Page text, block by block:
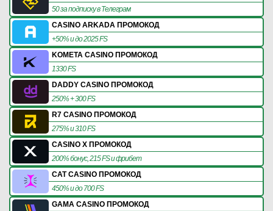
50 за подписку в Телеграм
CASINO ARKADA ПРОМОКОД
+50% и до 2025 FS
KOMETA CASINO ПРОМОКОД
1330 FS
DADDY CASINO ПРОМОКОД
250% + 300 FS
R7 CASINO ПРОМОКОД
275% и 310 FS
CASINO X ПРОМОКОД
200% бонус, 215 FS и фрибет
CAT CASINO ПРОМОКОД
450% и до 700 FS
GAMA CASINO ПРОМОКОД